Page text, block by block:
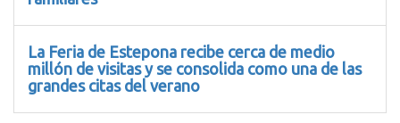
La Feria de Estepona recibe cerca de medio
millón de visitas y se consolida como una de las
grandes citas del verano